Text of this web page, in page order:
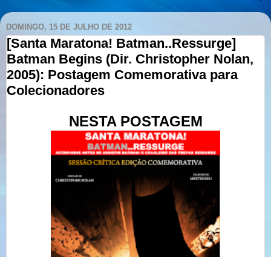
DOMINGO, 15 DE JULHO DE 2012
[Santa Maratona! Batman..Ressurge]
Batman Begins (Dir. Christopher Nolan,
2005): Postagem Comemorativa para
Colecionadores
NESTA POSTAGEM